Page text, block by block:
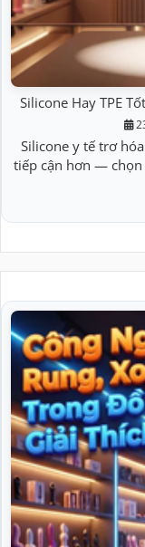
Silicone Hay TPE
Silicone y tế trơ
tiếp cận hơn — chọn